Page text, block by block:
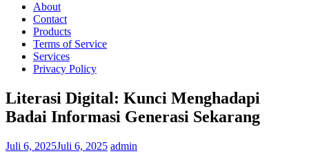
About
Contact
Products
Terms of Service
Services
Privacy Policy
Literasi Digital: Kunci Menghadapi
Badai Informasi Generasi Sekarang
Juli 6, 2025Juli 6, 2025 admin